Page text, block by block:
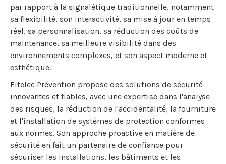
par rapport à la signalétique traditionnelle, notamment
sa flexibilité, son interactivité, sa mise à jour en temps
réel, sa personnalisation, sa réduction des coûts de
maintenance, sa meilleure visibilité dans des
environnements complexes, et son aspect moderne et
esthétique.
Fitelec Prévention propose des solutions de sécurité
innovantes et fiables, avec une expertise dans l'analyse
des risques, la réduction de l'accidentalité, la fourniture
et l'installation de systèmes de protection conformes
aux normes. Son approche proactive en matière de
sécurité en fait un partenaire de confiance pour
sécuriser les installations, les bâtiments et les